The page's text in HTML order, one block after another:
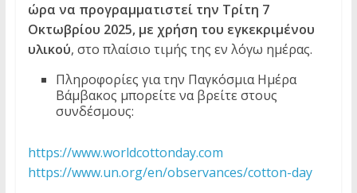
ώρα να προγραμματιστεί την Τρίτη 7
Οκτωβρίου 2025, με χρήση του εγκεκριμένου
υλικού, στο πλαίσιο τιμής της εν λόγω ημέρας.
Πληροφορίες για την Παγκόσμια Ημέρα
Βάμβακος μπορείτε να βρείτε στους
συνδέσμους:
https://www.worldcottonday.com
https://www.un.org/en/observances/cotton-day